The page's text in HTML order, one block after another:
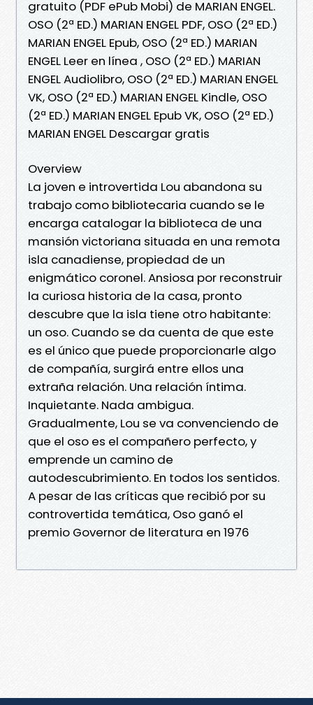
gratuito (PDF ePub Mobi) de MARIAN ENGEL.
OSO (2ª ED.) MARIAN ENGEL PDF, OSO (2ª ED.)
MARIAN ENGEL Epub, OSO (2ª ED.) MARIAN
ENGEL Leer en línea , OSO (2ª ED.) MARIAN
ENGEL Audiolibro, OSO (2ª ED.) MARIAN ENGEL
VK, OSO (2ª ED.) MARIAN ENGEL Kindle, OSO
(2ª ED.) MARIAN ENGEL Epub VK, OSO (2ª ED.)
MARIAN ENGEL Descargar gratis
Overview
La joven e introvertida Lou abandona su
trabajo como bibliotecaria cuando se le
encarga catalogar la biblioteca de una
mansión victoriana situada en una remota
isla canadiense, propiedad de un
enigmático coronel. Ansiosa por reconstruir
la curiosa historia de la casa, pronto
descubre que la isla tiene otro habitante:
un oso. Cuando se da cuenta de que este
es el único que puede proporcionarle algo
de compañía, surgirá entre ellos una
extraña relación. Una relación íntima.
Inquietante. Nada ambigua.
Gradualmente, Lou se va convenciendo de
que el oso es el compañero perfecto, y
emprende un camino de
autodescubrimiento. En todos los sentidos.
A pesar de las críticas que recibió por su
controvertida temática, Oso ganó el
premio Governor de literatura en 1976